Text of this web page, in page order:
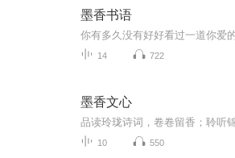
墨香书语
14 722
墨香文心
10 550